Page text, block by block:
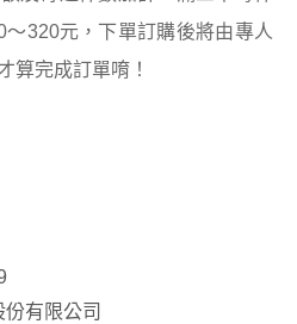
320元，下單訂購後將由專人
算完成訂單唷！
有限公司